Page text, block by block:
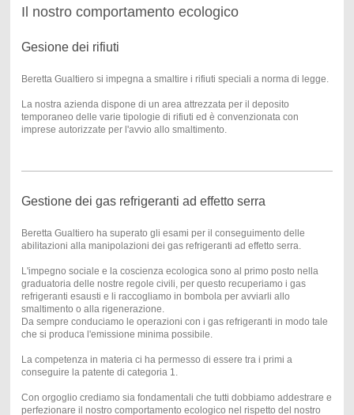
Il nostro comportamento ecologico
Gesione dei rifiuti
Beretta Gualtiero si impegna a smaltire i rifiuti speciali a norma di legge.
La nostra azienda dispone di un area attrezzata per il deposito
temporaneo delle varie tipologie di rifiuti ed è convenzionata con
imprese autorizzate per l'avvio allo smaltimento.
Gestione dei gas refrigeranti ad effetto serra
Beretta Gualtiero ha superato gli esami per il conseguimento delle
abilitazioni alla manipolazioni dei gas refrigeranti ad effetto serra.
L'impegno sociale e la coscienza ecologica sono al primo posto nella
graduatoria delle nostre regole civili, per questo recuperiamo i gas
refrigeranti esausti e li raccogliamo in bombola per avviarli allo
smaltimento o alla rigenerazione.
Da sempre conduciamo le operazioni con i gas refrigeranti in modo tale
che si produca l'emissione minima possibile.
La competenza in materia ci ha permesso di essere tra i primi a
conseguire la patente di categoria 1.
Con orgoglio crediamo sia fondamentali che tutti dobbiamo addestrare e
perfezionare il nostro comportamento ecologico nel rispetto del nostro